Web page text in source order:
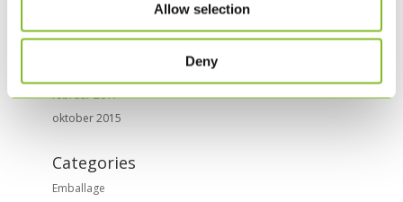
Allow selection
Deny
februar 2017
oktober 2015
Categories
Emballage